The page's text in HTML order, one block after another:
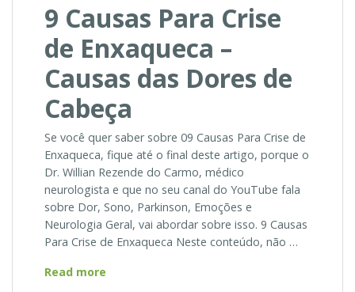
9 Causas Para Crise
de Enxaqueca –
Causas das Dores de
Cabeça
Se você quer saber sobre 09 Causas Para Crise de
Enxaqueca, fique até o final deste artigo, porque o
Dr. Willian Rezende do Carmo, médico
neurologista e que no seu canal do YouTube fala
sobre Dor, Sono, Parkinson, Emoções e
Neurologia Geral, vai abordar sobre isso. 9 Causas
Para Crise de Enxaqueca Neste conteúdo, não …
Read more